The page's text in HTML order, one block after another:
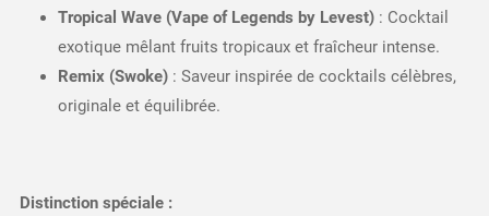
Tropical Wave (Vape of Legends by Levest): Cocktail
exotique mêlant fruits tropicaux et fraîcheur intense.
Remix (Swoke): Saveur inspirée de cocktails célèbres,
originale et équilibrée.
Distinction spéciale :